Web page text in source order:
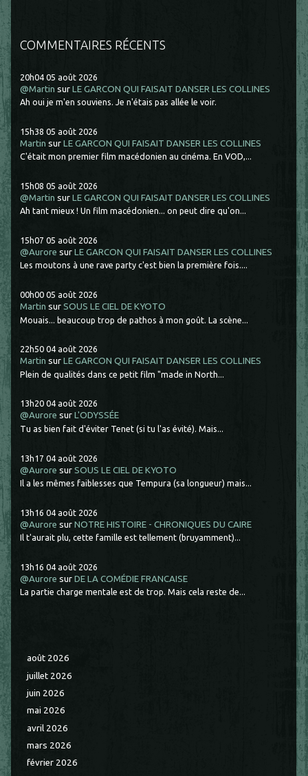
COMMENTAIRES RÉCENTS
20h04 05 août 2026
@Martin surLE GARCON QUI FAISAIT DANSER LES COLLINES
Ah oui je m'en souviens. Je n'étais pas allée le voir.
15h38 05 août 2026
Martin surLE GARCON QUI FAISAIT DANSER LES COLLINES
C'était mon premier film macédonien au cinéma. En VOD,...
15h08 05 août 2026
@Martin surLE GARCON QUI FAISAIT DANSER LES COLLINES
Ah tant mieux ! Un film macédonien... on peut dire qu'on...
15h07 05 août 2026
@Aurore surLE GARCON QUI FAISAIT DANSER LES COLLINES
Les moutons à une rave party c'est bien la première fois....
00h00 05 août 2026
Martin surSOUS LE CIEL DE KYOTO
Mouais... beaucoup trop de pathos à mon goût. La scène...
22h50 04 août 2026
Martin surLE GARCON QUI FAISAIT DANSER LES COLLINES
Plein de qualités dans ce petit film "made in North...
13h20 04 août 2026
@Aurore surL'ODYSSÉE
Tu as bien fait d'éviter Tenet (si tu l'as évité). Mais...
13h17 04 août 2026
@Aurore surSOUS LE CIEL DE KYOTO
Il a les mêmes faiblesses que Tempura (sa longueur) mais...
13h16 04 août 2026
@Aurore surNOTRE HISTOIRE - CHRONIQUES DU CAIRE
Il t'aurait plu, cette famille est tellement (bruyamment)...
13h16 04 août 2026
@Aurore surDE LA COMÉDIE FRANCAISE
La partie charge mentale est de trop. Mais cela reste de...
août 2026
juillet 2026
juin 2026
mai 2026
avril 2026
mars 2026
février 2026